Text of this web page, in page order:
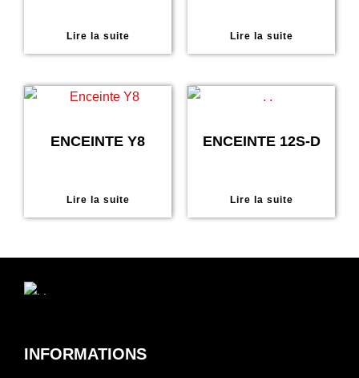
Lire la suite Lire la suite
ENCEINTE Y8
Lire la suite
ENCEINTE 12S-D
Lire la suite
INFORMATIONS